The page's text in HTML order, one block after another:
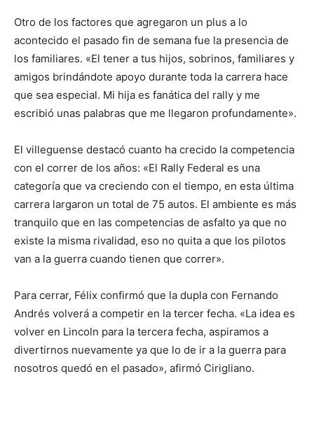
Otro de los factores que agregaron un plus a lo
acontecido el pasado fin de semana fue la presencia de
los familiares. «El tener a tus hijos, sobrinos, familiares y
amigos brindándote apoyo durante toda la carrera hace
que sea especial. Mi hija es fanática del rally y me
escribió unas palabras que me llegaron profundamente».
El villeguense destacó cuanto ha crecido la competencia
con el correr de los años: «El Rally Federal es una
categoría que va creciendo con el tiempo, en esta última
carrera largaron un total de 75 autos. El ambiente es más
tranquilo que en las competencias de asfalto ya que no
existe la misma rivalidad, eso no quita a que los pilotos
van a la guerra cuando tienen que correr».
Para cerrar, Félix confirmó que la dupla con Fernando
Andrés volverá a competir en la tercer fecha. «La idea es
volver en Lincoln para la tercera fecha, aspiramos a
divertirnos nuevamente ya que lo de ir a la guerra para
nosotros quedó en el pasado», afirmó Cirigliano.